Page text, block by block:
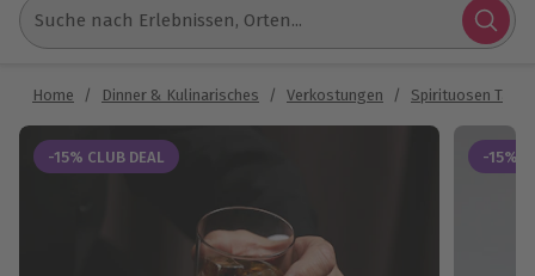
Suche nach Erlebnissen, Orten...
Home / Dinner & Kulinarisches / Verkostungen / Spirituosen
-15% CLUB DEAL -15%